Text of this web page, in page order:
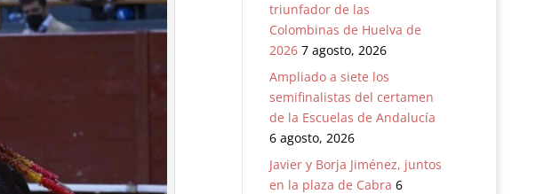
triunfador de las
Colombinas de Huelva de
2026 7 agosto, 2026
Ampliado a siete los
semifinalistas del certamen
de la Escuelas de Andalucía
6 agosto, 2026
Javier y Borja Jiménez, juntos
en la plaza de Cabra 6